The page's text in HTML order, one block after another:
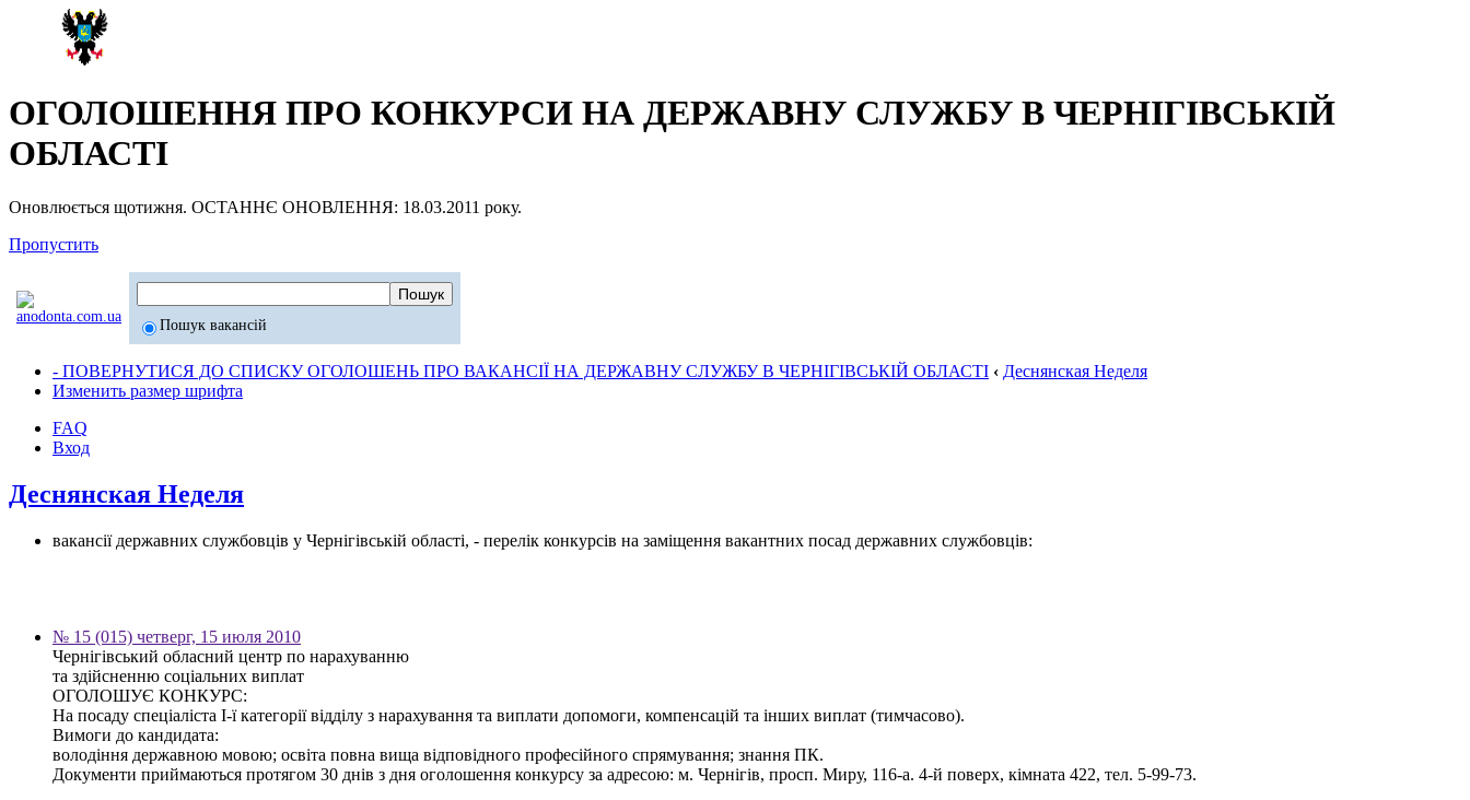
ОГОЛОШЕННЯ ПРО КОНКУРСИ НА ДЕРЖАВНУ СЛУЖБУ В ЧЕРНІГІВСЬКІЙ
ОБЛАСТІ
Оновлюється щотижня. ОСТАННЄ ОНОВЛЕННЯ: 18.03.2011 року.
Пропустить
Пошук вакансій
- ПОВЕРНУТИСЯ ДО СПИСКУ ОГОЛОШЕНЬ ПРО ВАКАНСІЇ НА ДЕРЖАВНУ СЛУЖБУ В ЧЕРНІГІВСЬКІЙ ОБЛАСТІ ‹ Деснянская Неделя
Изменить размер шрифта
FAQ
Вход
Деснянская Неделя
вакансії державних службовців у Чернігівській області, - перелік конкурсів на заміщення вакантних посад державних службовців:
№ 15 (015) четверг, 15 июля 2010
Чернігівський обласний центр по нарахуванню
та здійсненню соціальних виплат
ОГОЛОШУЄ КОНКУРС:
На посаду спеціаліста І-ї категорії відділу з нарахування та виплати допомоги, компенсацій та інших виплат (тимчасово).
Вимоги до кандидата:
володіння державною мовою; освіта повна вища відповідного професійного спрямування; знання ПК.
Документи приймаються протягом 30 днів з дня оголошення конкурсу за адресою: м. Чернігів, просп. Миру, 116-а. 4-й поверх, кімната 422, тел. 5-99-73.